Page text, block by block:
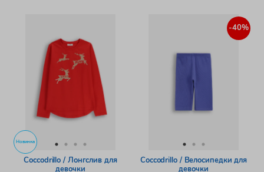
Новинка
Coccodrillo / Лонгслив для
девочки
-40%
Coccodrillo / Велосипедки для
девочки